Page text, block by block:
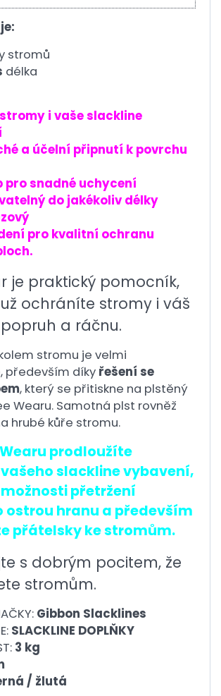
stromů
délka
i vaše slackline
a účelní připnutí k povrchu
pro snadné uchycení
do jakékoliv délky
pro kvalitní ochranu
je praktický pomocník,
ochráníte stromy i váš
a ráčnu.
stromu je velmi
především díky řešení se
, který se přitiskne na plstěný
Wearu. Samotná plst rovněž
hrubé kůře stromu.
prodloužíte
slackline vybavení,
přetržení
ostrou hranu a především
přátelsky ke stromům.
s dobrým pocitem, že
stromům.
Gibbon Slacklines
SLACKLINE DOPLŇKY
3 kg
/ žlutá